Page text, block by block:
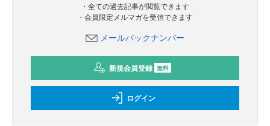
・全ての過去記事が閲覧できます
・会員限定メルマガを受信できます
メールバックナンバー
新規会員登録 無料
ログイン